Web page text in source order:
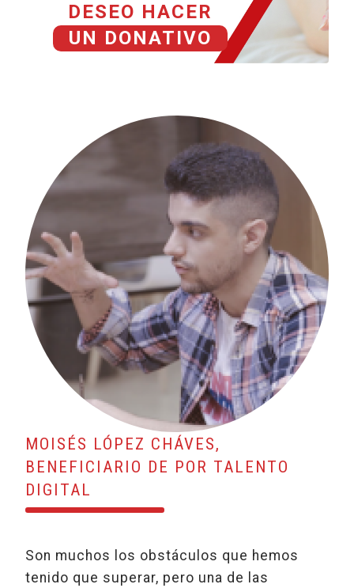
DESEO HACER
UN DONATIVO
HISTORIAS GRACIAS A TU DONACIÓN
MOISÉS LÓPEZ CHÁVES,
BENEFICIARIO DE POR TALENTO
DIGITAL
Son muchos los obstáculos que hemos
tenido que superar, pero una de las